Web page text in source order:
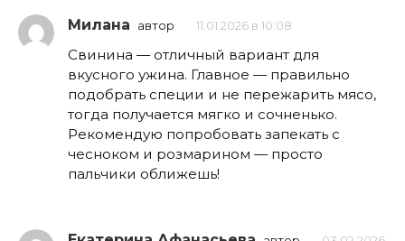
Милана автор 11.01.2026 в 10:08
Свинина — отличный вариант для
вкусного ужина. Главное — правильно
подобрать специи и не пережарить мясо,
тогда получается мягко и сочненько.
Рекомендую попробовать запекать с
чесноком и розмарином — просто
пальчики оближешь!